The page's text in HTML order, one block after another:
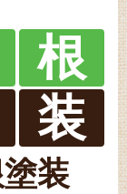
根
装
装